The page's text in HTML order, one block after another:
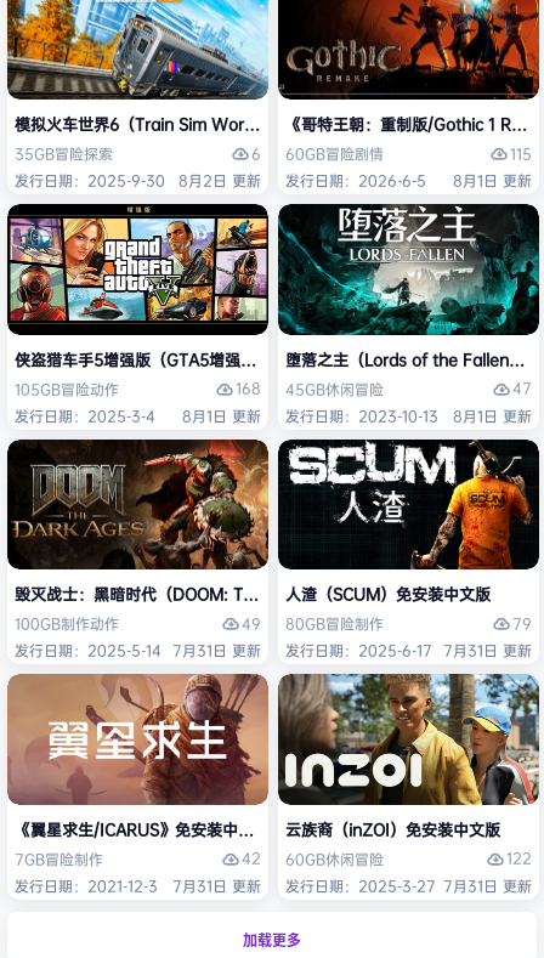
模拟火车世界6（Train Sim World 6）免安装中文版
35GB冒险探索
6
发行日期：2025-9-30
8月2日 更新
《哥特王朝：重制版/Gothic 1
60GB冒险剧情
115
发行日期：2026-6-5
8月1日 更新
侠盗猎车手5增强版（GTA5增强版（Grand Theft Auto V Enhanced）免
105GB冒险动作
168
发行日期：2025-3-4
8月1日 更新
堕落之主（Lords of the Fallen）免
45GB休闲冒险
47
发行日期：2023-10-13
8月1日 更新
毁灭战士：黑暗时代（DOOM: The Dark Ages）免安装中文版
100GB制作动作
49
发行日期：2025-5-14 7月31日 更新
人渣（SCUM）免安装中文版
80GB冒险制作
79
发行日期：2025-6-17 7月31日 更新
《翼星求生/ICARUS》免安装中文版
7GB冒险制作
42
发行日期：2021-12-3
7月31日 更新
云族裔（inZOI）免安装中文版
60GB休闲冒险
122
发行日期：2025-3-27 7月31日 更新
加载更多